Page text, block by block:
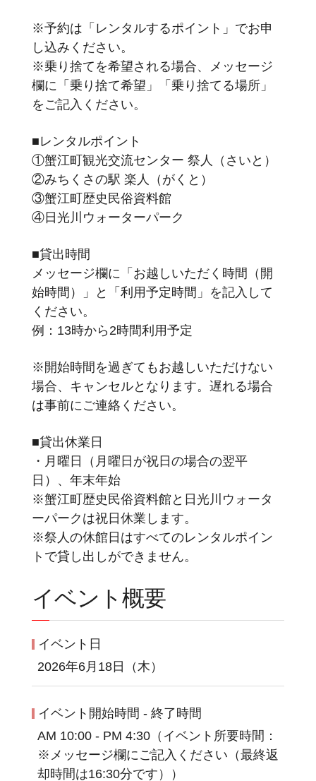
※予約は「レンタルするポイント」でお申
し込みください。
※乗り捨てを希望される場合、メッセージ
欄に「乗り捨て希望」「乗り捨てる場所」
をご記入ください。
■レンタルポイント
①蟹江町観光交流センター 祭人（さいと）
②みちくさの駅 楽人（がくと）
③蟹江町歴史民俗資料館
④日光川ウォーターパーク
■貸出時間
メッセージ欄に「お越しいただく時間（開
始時間）」と「利用予定時間」を記入して
ください。
例：13時から2時間利用予定
※開始時間を過ぎてもお越しいただけない
場合、キャンセルとなります。遅れる場合
は事前にご連絡ください。
■貸出休業日
・月曜日（月曜日が祝日の場合の翌平
日）、年末年始
※蟹江町歴史民俗資料館と日光川ウォータ
ーパークは祝日休業します。
※祭人の休館日はすべてのレンタルポイン
トで貸し出しができません。
イベント概要
イベント日
2026年6月18日（木）
イベント開始時間 - 終了時間
AM 10:00 - PM 4:30（イベント所要時間：
※メッセージ欄にご記入ください（最終返
却時間は16:30分です））